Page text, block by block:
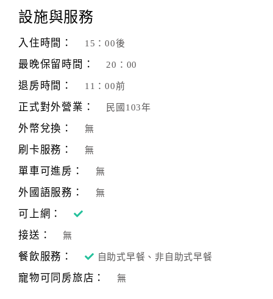
旅
伴
劃
商
品
傳
設施與服務
入住時間： 15：00後
最晚保留時間： 20：00
退房時間： 11：00前
正式對外營業： 民國103年
外幣兌換： 無
刷卡服務： 無
單車可進房： 無
外國語服務： 無
可上網：
接送：
無
餐飲服務： 自助式早餐、非自助式早餐
寵物可同房旅店： 無